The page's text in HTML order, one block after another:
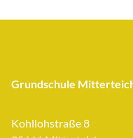
Grundschule
Kohllohstraße 8